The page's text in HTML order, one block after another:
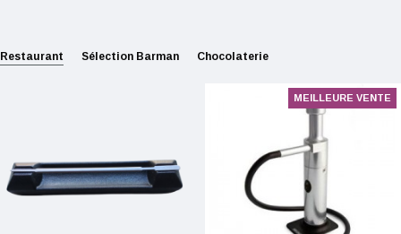
Restaurant Sélection Barman Chocolaterie
MEILLEURE VENTE